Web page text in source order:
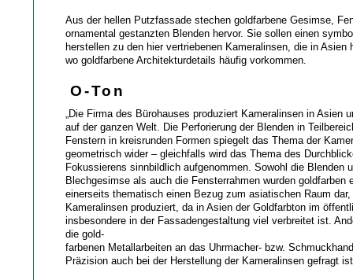
Aus der hellen Putzfassade stechen goldfarbene Gesimse,
ornamental gestanzten Blenden hervor. Sie sollen einen
herstellen zu den hier vertriebenen Kameralinsen, die in Asien
wo goldfarbene Architekturdetails häufig vorkommen.
O-Ton
„Die Firma des Bürohauses produziert Kameralinsen in Asien
auf der ganzen Welt. Die Perforierung der Blenden in
Fenstern in kreisrunden Formen spiegelt das Thema der
geometrisch wider – gleichfalls wird das Thema des
Fokussierens sinnbildlich aufgenommen. Sowohl die Blenden
Blechgesimse als auch die Fensterrahmen wurden goldfarben
einerseits thematisch einen Bezug zum asiatischen Raum
Kameralinsen produziert, da in Asien der Goldfarbton im
insbesondere in der Fassadengestaltung viel verbreitet ist.
die gold-
farbenen Metallarbeiten an das Uhrmacher- bzw.
Präzision auch bei der Herstellung der Kameralinsen gefragt